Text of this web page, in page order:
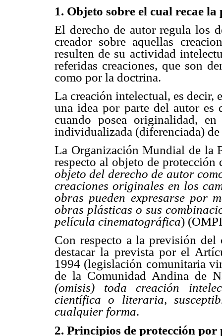
1. Objeto sobre el cual recae la
El derecho de autor regula los
creador sobre aquellas
resulten de su actividad
referidas creaciones, que son
como por la doctrina.
La creación intelectual, es decir,
una idea por parte del autor es
cuando posea originalidad,
individualizada (diferenciada) de
La Organización Mundial de la
respecto al objeto de protección
objeto del derecho de autor
creaciones originales en los
obras pueden expresarse por
obras plásticas o sus
película cinematográfica)
Con respecto a la previsión del
destacar la prevista por el
1994 (legislación comunitaria
de la Comunidad Andina de
(omisis) toda creación
científica o literaria,
cualquier forma.
2. Principios de protección por